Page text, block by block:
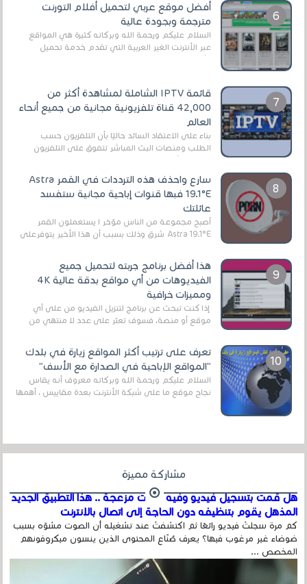
أفضل موقع عربي لتحميل أفلام التورنت
مترجمة وبجودة عالية
السلام عليكم ورحمة الله وبركاته كثيرة هي المواقع
عبر الأنترنت الغير العربية التي تقدم خدمة تحميل
قائمة IPTV الشاملة لمشاهدة أكثر من
42,000 قناة تلفزيونية مجانية من جميع أنحاء
العالم
بناءً على الاعتقاد السائد حاليًا بأن التلفزيون حسب
الطلب ومنصات البث المباشر تتفوق على التلفزيون
سارع واحذف هذه الترددات في القمر Astra
19.1°E فبها قنوات إباحية مجانية ستفسد
عائلتك
أصبح مجموعة من الناس مؤخر ا يستعملون القمر
Astra 19.1°E شرق وذلك بسبب أن هذا الأخير يتوفرعلى
هذا أفضل برنامج جربته لتحميل جميع
الفيديوهات من أي مواقع بدقة عالية 4K
ومميزات خرافية
إذا كنت تبحث عن برنامج لتنزيل الفيديو من على أي
موقع أو منصة، فسوف تعثر على عدد لا منتهي من
تعرف على ترتيب أكثر المواقع زيارة في بلدك
"المواقع الإباحية في الصدارة مع الأسف"
السلام عليكم ورحمة الله وبركاته معروف أنه يقاس
نجاح موقع ما على شبكة الأنترنت بعدة مقاييس ، أهمها
مشاركة مميزة
هل قمت بتسجيل فيديو وفيه أصوت مزعجة .. هذا التطبيق الجديد
المذهل يقوم بتنظيفه دون الحاجة إلى اتصال بالإنترنت
كم مرة سجلتَ فيديو رائعًا ثم اكتشفتَ عند تشغيله أن الصوت مشوّه بسبب
ضوضاء غير مرغوب فيها؟ يعرف صُنّاع المحتوى الذين ينسون ميكروفونهم
المخصص ...